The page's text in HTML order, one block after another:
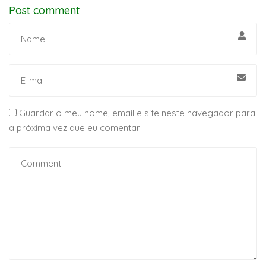
Post comment
Guardar o meu nome, email e site neste navegador para
a próxima vez que eu comentar.